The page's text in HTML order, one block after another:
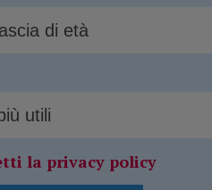
la privacy policy